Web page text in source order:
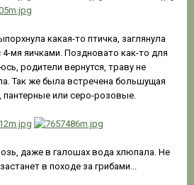
какая-то птичка, заглянула
4-мя яичками. Поздновато как-то для
родители вернутся, траву не
Так же была встречена большущая
пантерные или серо-розовые.
даже в галошах вода хлюпала. Не
в походе за грибами...